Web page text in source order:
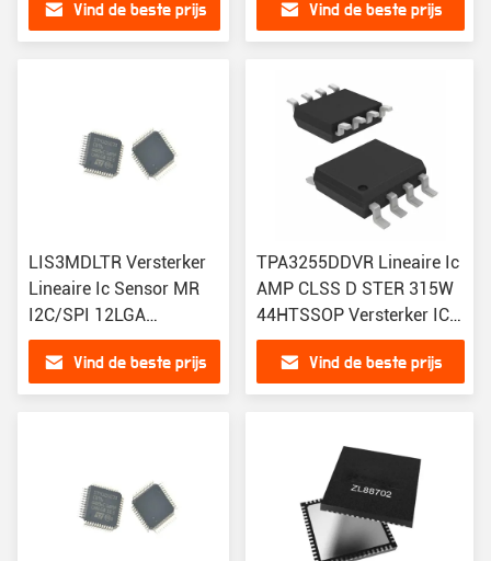
en hoge normen
Vind de beste prijs Vind de beste prijs
LIS3MDLTR Versterker
Lineaire Ic Sensor MR
I2C/SPI 12LGA
Magnetoresistieve
Sensor X, Y, Z As 12-Lga
(2x2)
Vind de beste prijs
TPA3255DDVR Lineaire Ic
AMP CLSS D STER 315W
44HTSSOP Versterker IC
2-kanaal (stereo) Klasse D
44-HTSSOPVind de beste prijs